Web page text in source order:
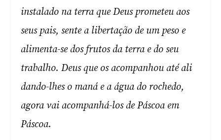
instalado na terra que Deus prometeu aos
seus pais, sente a libertação de um peso e
alimenta-se dos frutos da terra e do seu
trabalho. Deus que os acompanhou até ali
dando-lhes o maná e a água do rochedo,
agora vai acompanhá-los de Páscoa em
Páscoa.